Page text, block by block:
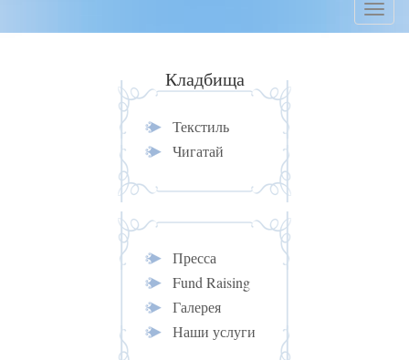
Кладбища
Текстиль
Чигатай
Пресса
Fund Raising
Галерея
Наши услуги